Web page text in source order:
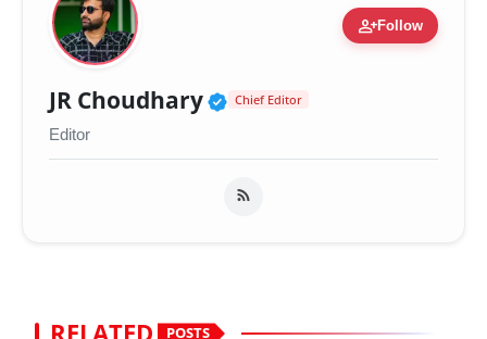
person_addFollow
JR Choudhary Verified Public Figure
Chief Editor
Editor
POSTS